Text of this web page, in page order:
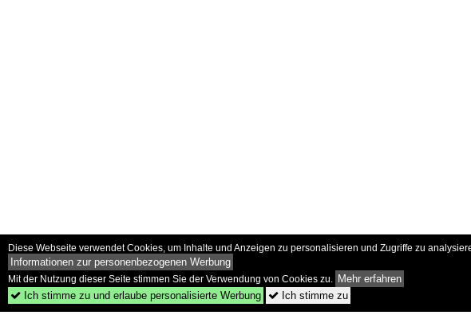
Diese Webseite verwendet Cookies, um Inhalte und Anzeigen zu personalisieren und Zugriffe zu
Informationen zur personenbezogenen Werbung
Mit der Nutzung dieser Seite stimmen Sie der Verwendung von Cookies zu. Mehr erfahren
 Ich stimme zu und erlaube personalisierte Werbung  Ich stimme zu